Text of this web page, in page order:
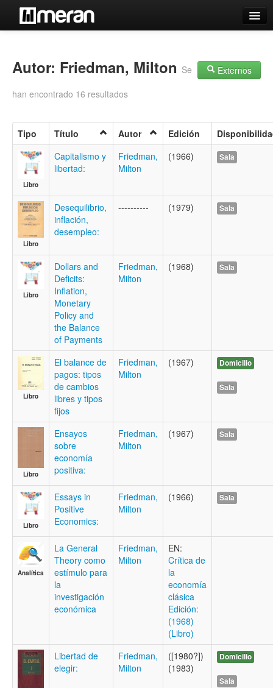
Búsqueda Avanzada
Contacto
Iniciar sesión
Externos
Autor: Friedman, Milton Se
han encontrado 16 resultados
Tipo Título Autor Edición
Libro
Capitalismo y
libertad:
Friedman,
Milton
(1966) Sala
Libro
Desequilibrio,
inflación,
desempleo:
---------- (1979) Sala
Libro
Dollars and
Deficits:
Inflation,
Monetary
Policy and
the Balance
of Payments
Friedman,
Milton
(1968) Sala
Libro
El balance de
pagos: tipos
de cambios
libres y tipos
fijos
Friedman,
Milton
(1967) Domicilio
Sala
Libro
Ensayos
sobre
economía
positiva:
Friedman,
Milton
(1967) Sala
Libro
Essays in
Positive
Economics:
Friedman,
Milton
(1966) Sala
Analítica
La General
Theory como
estímulo para
la
investigación
económica
Friedman,
Milton
EN:
Crítica de
la
economía
clásica
Edición:
(1968)
(Libro)
Libertad de
elegir:
Friedman,
Milton
([1980?])
(1983)
Domicilio
Sala